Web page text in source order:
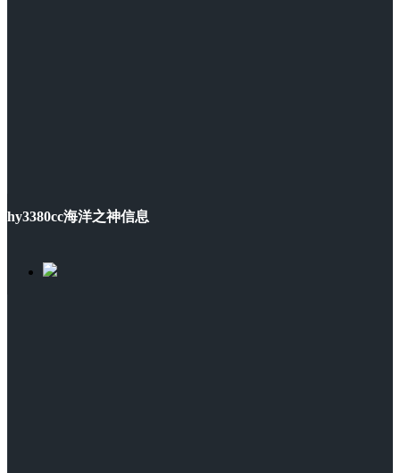
hy3380cc海洋之神信息